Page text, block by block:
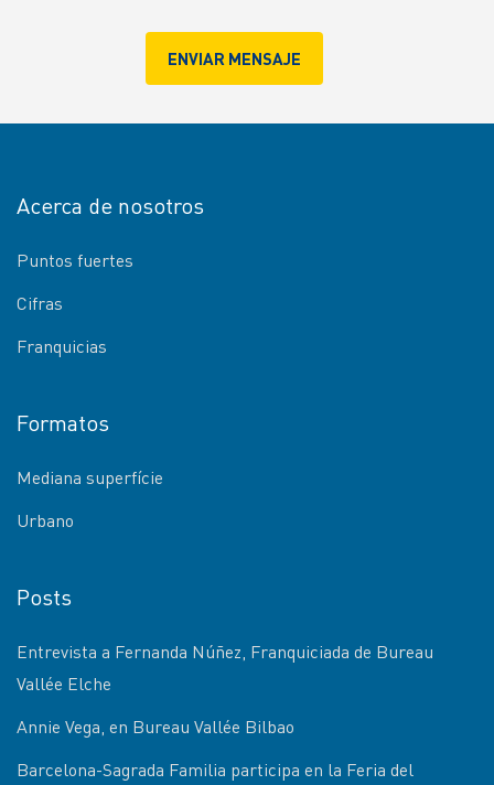
Acerca de nosotros
Puntos fuertes
Cifras
Franquicias
Formatos
Mediana superfície
Urbano
Posts
Entrevista a Fernanda Núñez, Franquiciada de Bureau
Vallée Elche
Annie Vega, en Bureau Vallée Bilbao
Barcelona-Sagrada Familia participa en la Feria del